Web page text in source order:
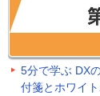
5分で学ぶ DX
付箋とホワイ